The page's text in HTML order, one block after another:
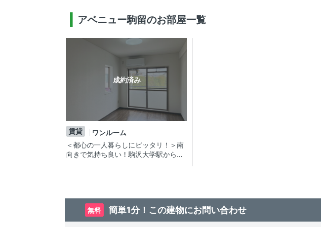
アベニュー駒留のお部屋一覧
成約済み
賃貸
ワンルーム
＜都心の一人暮らしにピッタリ！＞南
向きで気持ち良い！駒沢大学駅から徒
無料 簡単1分！この建物にお問い合わせ